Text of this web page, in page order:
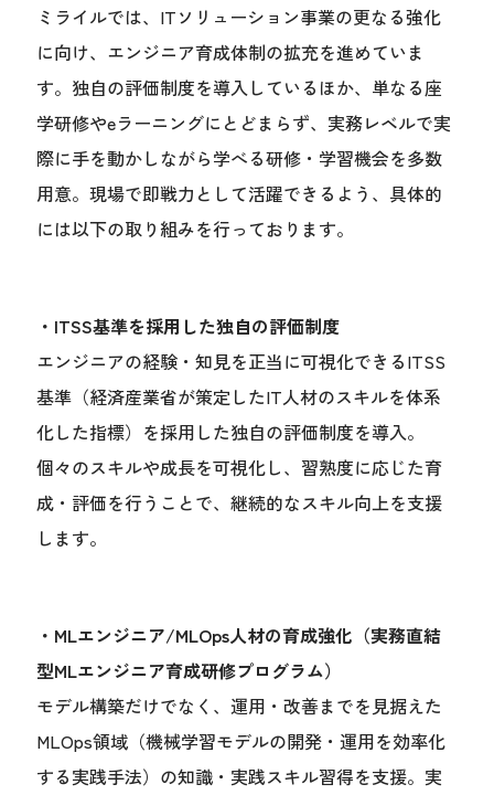
ミライルでは、ITソリューション事業の更なる強化
に向け、エンジニア育成体制の拡充を進めていま
す。独自の評価制度を導入しているほか、単なる座
学研修やeラーニングにとどまらず、実務レベルで実
際に手を動かしながら学べる研修・学習機会を多数
用意。現場で即戦力として活躍できるよう、具体的
には以下の取り組みを行っております。
・ITSS基準を採用した独自の評価制度
エンジニアの経験・知見を正当に可視化できるITSS
基準（経済産業省が策定したIT人材のスキルを体系
化した指標）を採用した独自の評価制度を導入。
個々のスキルや成長を可視化し、習熟度に応じた育
成・評価を行うことで、継続的なスキル向上を支援
します。
・MLエンジニア/MLOps人材の育成強化（実務直結
型MLエンジニア育成研修プログラム）
モデル構築だけでなく、運用・改善までを見据えた
MLOps領域（機械学習モデルの開発・運用を効率化
する実践手法）の知識・実践スキル習得を支援。実